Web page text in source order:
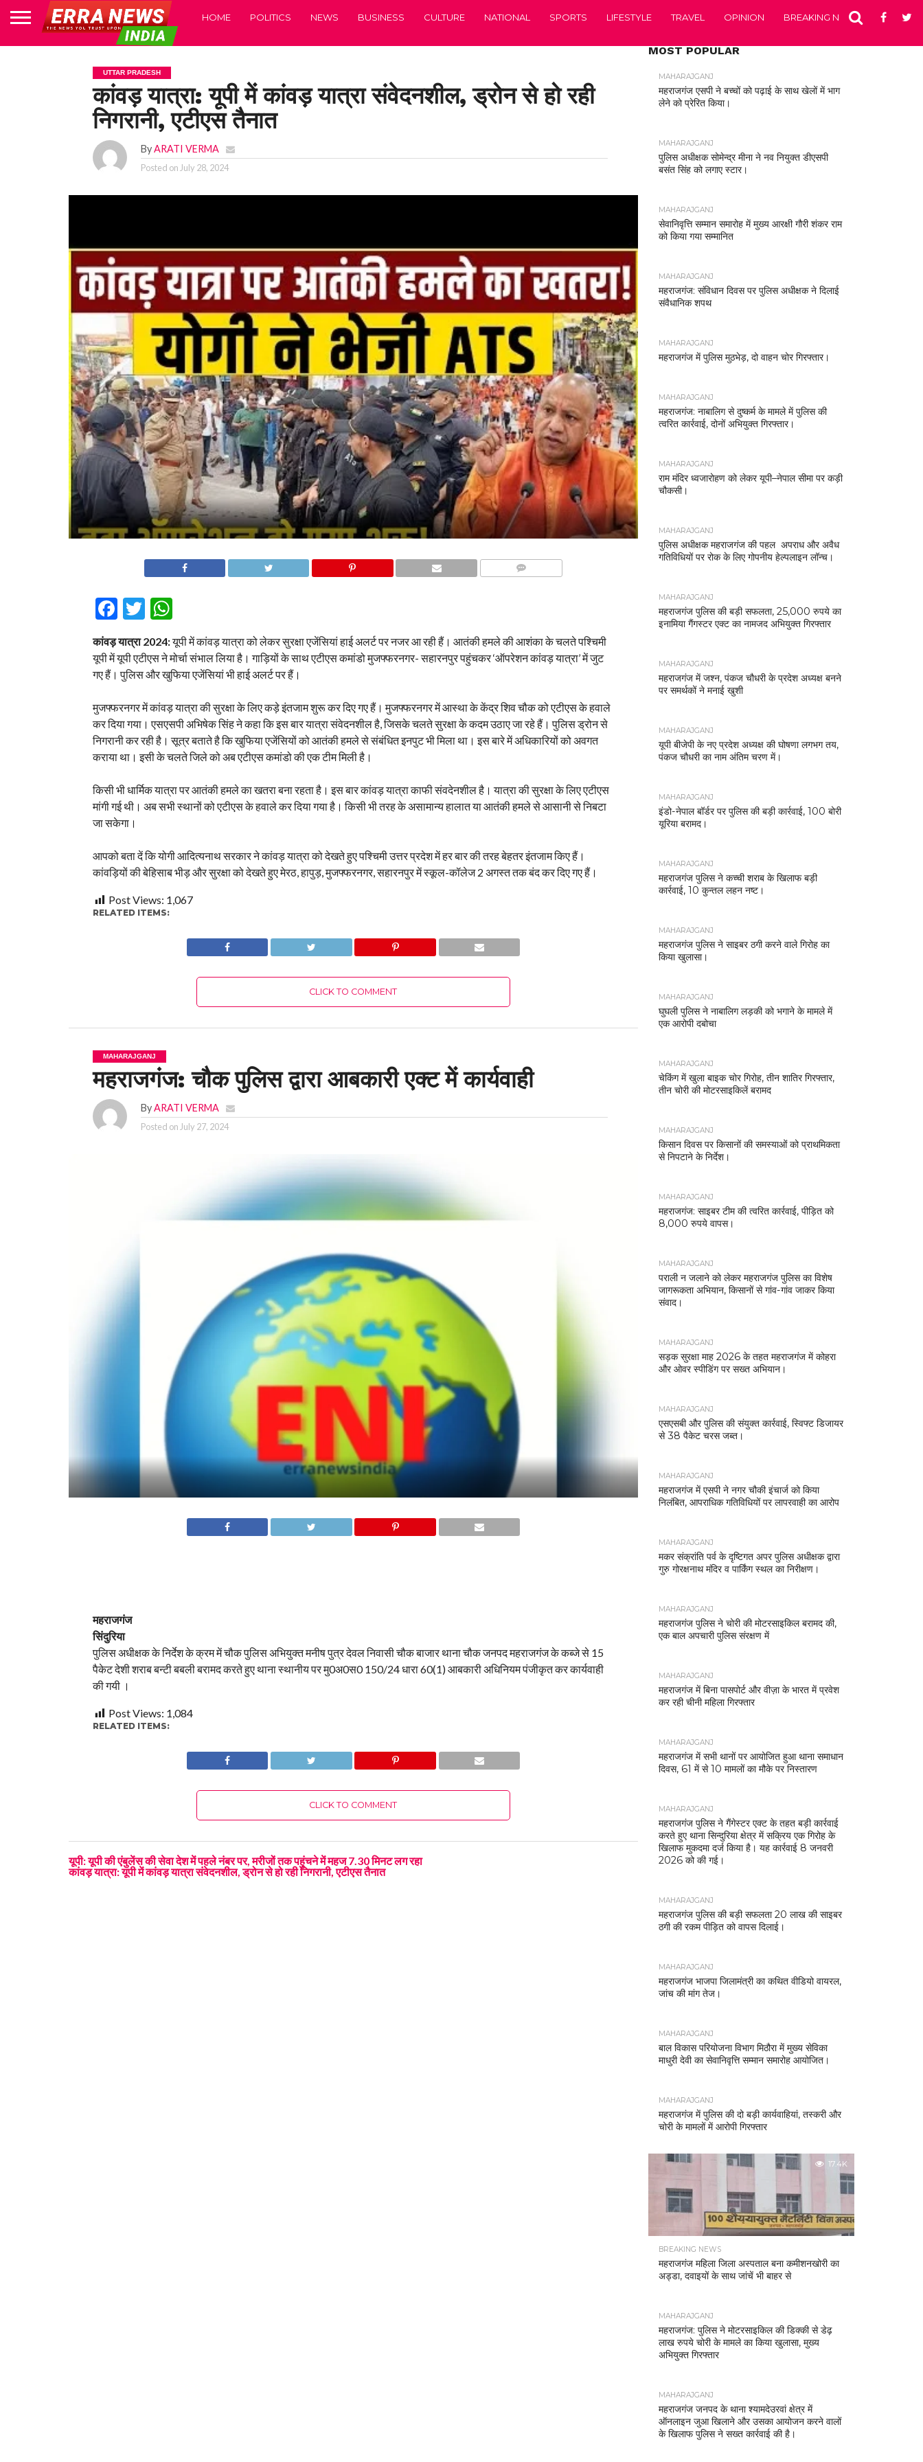
HOME POLITICS NEWS BUSINESS CULTURE NATIONAL SPORTS LIFESTYLE TRAVEL OPINION BREAKING NEWS
UTTAR PRADESH
कांवड़ यात्रा: यूपी में कांवड़ यात्रा संवेदनशील, ड्रोन से हो रही
निगरानी, एटीएस तैनात
ByARATI VERMA
Posted on July 28, 2024
Facebook
Twitter
WhatsApp
कांवड़ यात्रा 2024:यूपी में कांवड़ यात्रा को लेकर सुरक्षा एजेंसियां हाई अलर्ट पर नजर आ रही हैं। आतंकी हमले की आशंका के चलते पश्चिमी
यूपी में यूपी एटीएस ने मोर्चा संभाल लिया है। गाड़ियों के साथ एटीएस कमांडो मुजफ्फरनगर- सहारनपुर पहुंचकर ‘ऑपरेशन कांवड़ यात्रा’ में जुट
गए हैं। पुलिस और खुफिया एजेंसियां भी हाई अलर्ट पर हैं।
मुजफ्फरनगर में कांवड़ यात्रा की सुरक्षा के लिए कड़े इंतजाम शुरू कर दिए गए हैं। मुजफ्फरनगर में आस्था के केंद्र शिव चौक को एटीएस के हवाले
कर दिया गया। एसएसपी अभिषेक सिंह ने कहा कि इस बार यात्रा संवेदनशील है, जिसके चलते सुरक्षा के कदम उठाए जा रहे हैं। पुलिस ड्रोन से
निगरानी कर रही है। सूत्र बताते है कि खुफिया एजेंसियों को आतंकी हमले से संबंधित इनपुट भी मिला था। इस बारे में अधिकारियों को अवगत
कराया था। इसी के चलते जिले को अब एटीएस कमांडो की एक टीम मिली है।
किसी भी धार्मिक यात्रा पर आतंकी हमले का खतरा बना रहता है। इस बार कांवड़ यात्रा काफी संवदेनशील है। यात्रा की सुरक्षा के लिए एटीएस
मांगी गई थी। अब सभी स्थानों को एटीएस के हवाले कर दिया गया है। किसी भी तरह के असामान्य हालात या आतंकी हमले से आसानी से निबटा
जा सकेगा।
आपको बता दें कि योगी आदित्यनाथ सरकार ने कांवड़ यात्रा को देखते हुए पश्चिमी उत्तर प्रदेश में हर बार की तरह बेहतर इंतजाम किए हैं।
कांवड़ियों की बेहिसाब भीड़ और सुरक्षा को देखते हुए मेरठ, हापुड़, मुजफ्फरनगर, सहारनपुर में स्कूल-कॉलेज 2 अगस्त तक बंद कर दिए गए हैं।
Post Views: 1,067
RELATED ITEMS:
CLICK TO COMMENT
MAHARAJGANJ
महराजगंज: चौक पुलिस द्वारा आबकारी एक्ट में कार्यवाही
ByARATI VERMA
Posted on July 27, 2024
महराजगंज
सिंदुरिया
पुलिस अधीक्षक के निर्देश के क्रम में चौक पुलिस अभियुक्त मनीष पुत्र देवल निवासी चौक बाजार थाना चौक जनपद महराजगंज के कब्जे से 15
पैकेट देशी शराब बन्टी बबली बरामद करते हुए थाना स्थानीय पर मु0अ0स0 150/24 धारा 60(1) आबकारी अधिनियम पंजीकृत कर कार्यवाही
की गयी ।
Post Views: 1,084
RELATED ITEMS:
CLICK TO COMMENT
यूपी: यूपी की एंबुलेंस की सेवा देश में पहले नंबर पर, मरीजों तक पहुंचने में महज 7.30 मिनट लग रहा
कांवड़ यात्रा: यूपी में कांवड़ यात्रा संवेदनशील, ड्रोन से हो रही निगरानी, एटीएस तैनात
MOST POPULAR
MAHARAJGANJ
महराजगंज एसपी ने बच्चों को पढ़ाई के साथ खेलों में भाग
लेने को प्रेरित किया।
MAHARAJGANJ
पुलिस अधीक्षक सोमेन्द्र मीना ने नव नियुक्त डीएसपी
बसंत सिंह को लगाए स्टार।
MAHARAJGANJ
सेवानिवृत्ति सम्मान समारोह में मुख्य आरक्षी गौरी शंकर राम
को किया गया सम्मानित
MAHARAJGANJ
महराजगंज: संविधान दिवस पर पुलिस अधीक्षक ने दिलाई
संवैधानिक शपथ
MAHARAJGANJ
महराजगंज में पुलिस मुठभेड़, दो वाहन चोर गिरफ्तार।
MAHARAJGANJ
महराजगंज: नाबालिग से दुष्कर्म के मामले में पुलिस की
त्वरित कार्रवाई, दोनों अभियुक्त गिरफ्तार।
MAHARAJGANJ
राम मंदिर ध्वजारोहण को लेकर यूपी–नेपाल सीमा पर कड़ी
चौकसी।
MAHARAJGANJ
पुलिस अधीक्षक महराजगंज की पहल अपराध और अवैध
गतिविधियों पर रोक के लिए गोपनीय हेल्पलाइन लॉन्च।
MAHARAJGANJ
महराजगंज पुलिस की बड़ी सफलता, 25,000 रुपये का
इनामिया गैंगस्टर एक्ट का नामजद अभियुक्त गिरफ्तार
MAHARAJGANJ
महराजगंज में जश्न, पंकज चौधरी के प्रदेश अध्यक्ष बनने
पर समर्थकों ने मनाई खुशी
MAHARAJGANJ
यूपी बीजेपी के नए प्रदेश अध्यक्ष की घोषणा लगभग तय,
पंकज चौधरी का नाम अंतिम चरण में।
MAHARAJGANJ
इंडो-नेपाल बॉर्डर पर पुलिस की बड़ी कार्रवाई, 100 बोरी
यूरिया बरामद।
MAHARAJGANJ
महराजगंज पुलिस ने कच्ची शराब के खिलाफ बड़ी
कार्रवाई, 10 कुन्तल लहन नष्ट।
MAHARAJGANJ
महराजगंज पुलिस ने साइबर ठगी करने वाले गिरोह का
किया खुलासा।
MAHARAJGANJ
घुघली पुलिस ने नाबालिग लड़की को भगाने के मामले में
एक आरोपी दबोचा
MAHARAJGANJ
चेकिंग में खुला बाइक चोर गिरोह, तीन शातिर गिरफ्तार,
तीन चोरी की मोटरसाइकिलें बरामद
MAHARAJGANJ
किसान दिवस पर किसानों की समस्याओं को प्राथमिकता
से निपटाने के निर्देश।
MAHARAJGANJ
महराजगंज: साइबर टीम की त्वरित कार्रवाई, पीड़ित को
8,000 रुपये वापस।
MAHARAJGANJ
पराली न जलाने को लेकर महराजगंज पुलिस का विशेष
जागरूकता अभियान, किसानों से गांव-गांव जाकर किया
संवाद।
MAHARAJGANJ
सड़क सुरक्षा माह 2026 के तहत महराजगंज में कोहरा
और ओवर स्पीडिंग पर सख्त अभियान।
MAHARAJGANJ
एसएसबी और पुलिस की संयुक्त कार्रवाई, स्विफ्ट डिजायर
से 38 पैकेट चरस जब्त।
MAHARAJGANJ
महराजगंज में एसपी ने नगर चौकी इंचार्ज को किया
निलंबित, आपराधिक गतिविधियों पर लापरवाही का आरोप
MAHARAJGANJ
मकर संक्रांति पर्व के दृष्टिगत अपर पुलिस अधीक्षक द्वारा
गुरु गोरक्षनाथ मंदिर व पार्किंग स्थल का निरीक्षण।
MAHARAJGANJ
महराजगंज पुलिस ने चोरी की मोटरसाइकिल बरामद की,
एक बाल अपचारी पुलिस संरक्षण में
MAHARAJGANJ
महराजगंज में बिना पासपोर्ट और वीज़ा के भारत में प्रवेश
कर रही चीनी महिला गिरफ्तार
MAHARAJGANJ
महराजगंज में सभी थानों पर आयोजित हुआ थाना समाधान
दिवस, 61 में से 10 मामलों का मौके पर निस्तारण
MAHARAJGANJ
महराजगंज पुलिस ने गैंगेस्टर एक्ट के तहत बड़ी कार्रवाई
करते हुए थाना सिन्दुरिया क्षेत्र में सक्रिय एक गिरोह के
खिलाफ मुकदमा दर्ज किया है। यह कार्रवाई 8 जनवरी
2026 को की गई।
MAHARAJGANJ
महराजगंज पुलिस की बड़ी सफलता 20 लाख की साइबर
ठगी की रकम पीड़ित को वापस दिलाई।
MAHARAJGANJ
महराजगंज भाजपा जिलामंत्री का कथित वीडियो वायरल,
जांच की मांग तेज।
MAHARAJGANJ
बाल विकास परियोजना विभाग मिठौरा में मुख्य सेविका
माधुरी देवी का सेवानिवृत्ति सम्मान समारोह आयोजित।
MAHARAJGANJ
महराजगंज में पुलिस की दो बड़ी कार्यवाहियां, तस्करी और
चोरी के मामलों में आरोपी गिरफ्तार
17.4K
BREAKING NEWS
महराजगंज महिला जिला अस्पताल बना कमीशनखोरी का
अड्डा, दवाइयों के साथ जांचें भी बाहर से
MAHARAJGANJ
महराजगंज: पुलिस ने मोटरसाइकिल की डिक्की से डेढ़
लाख रुपये चोरी के मामले का किया खुलासा, मुख्य
अभियुक्त गिरफ्तार
MAHARAJGANJ
महराजगंज जनपद के थाना श्यामदेउरवां क्षेत्र में
ऑनलाइन जुआ खिलाने और उसका आयोजन करने वालों
के खिलाफ पुलिस ने सख्त कार्रवाई की है।